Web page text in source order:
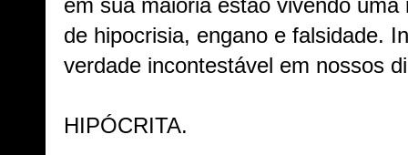
em sua maioria estão vivendo
de hipocrisia, engano e falsidade.
verdade incontestável em nossos
HIPÓCRITA.